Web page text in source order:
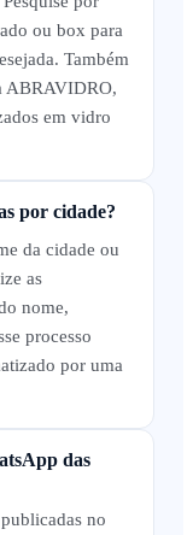
ou box para
Também
ABRAVIDRO,
em vidro
por cidade?
da cidade ou
as
nome,
processo
por uma
das
no